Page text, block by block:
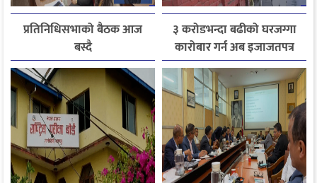
प्रतिनिधिसभाको बैठक आज
बस्दै
३ करोडभन्दा बढीको घरजग्गा
कारोबार गर्न अब इजाजतपत्र
अनिवार्य